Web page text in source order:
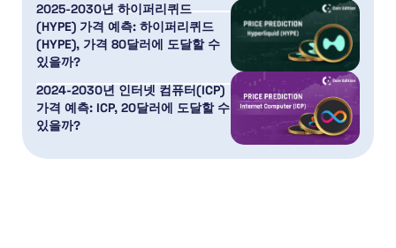
2025-2030년 하이퍼리퀴드
(HYPE) 가격 예측: 하이퍼리퀴드
(HYPE), 가격 80달러에 도달할 수
있을까?
2024-2030년 인터넷 컴퓨터(ICP)
가격 예측: ICP, 20달러에 도달할 수
있을까?